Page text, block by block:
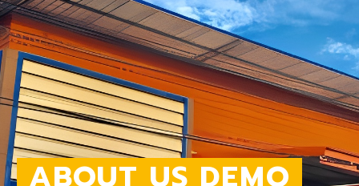
ABOUT US DEMO